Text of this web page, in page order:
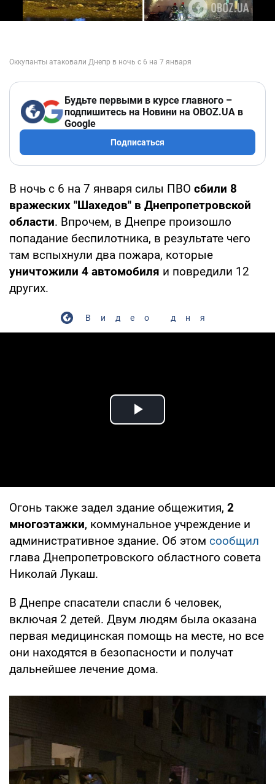
Будьте первыми в курсе главного –
подпишитесь на Новини на OBOZ.UA в
Google
Подписаться
В ночь с 6 на 7 января силы ПВО сбили 8
вражеских "Шахедов" в Днепропетровской
области. Впрочем, в Днепре произошло
попадание беспилотника, в результате чего
там вспыхнули два пожара, которые
уничтожили 4 автомобиля и повредили 12
других.
Видео дня
Play Video
Огонь также задел здание общежития, 2
многоэтажки, коммунальное учреждение и
административное здание. Об этом сообщил
глава Днепропетровского областного совета
Николай Лукаш.
В Днепре спасатели спасли 6 человек,
включая 2 детей. Двум людям была оказана
первая медицинская помощь на месте, но все
они находятся в безопасности и получат
дальнейшее лечение дома.